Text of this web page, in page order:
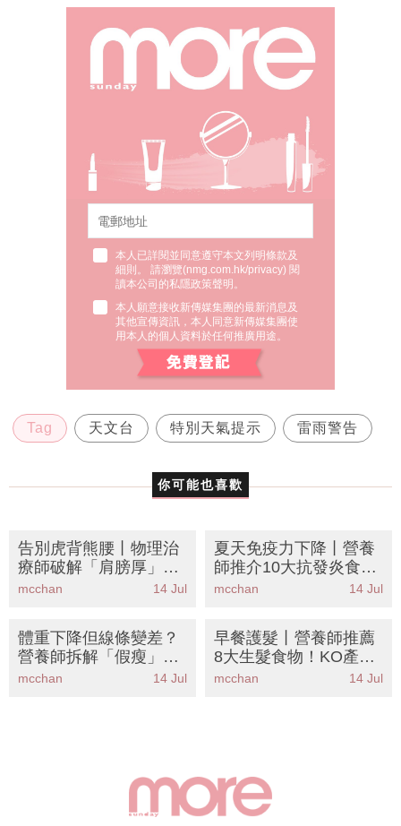
本人已詳閱並同意遵守本文列明條款及
細則。 請瀏覽(nmg.com.hk/privacy) 閱
讀本公司的私隱政策聲明。
本人願意接收新傳媒集團的最新消息及
其他宣傳資訊，本人同意新傳媒集團使
用本人的個人資料於任何推廣用途。
Tag 天文台 特別天氣提示 雷雨警告
你可能也喜歡
告別虎背熊腰丨物理治
療師破解「肩膀厚」元
兇！親授5招懶人拉伸
mcchan 14 Jul
夏天免疫力下降丨營養
師推介10大抗發炎食物
告別冷氣病+夜瞓後遺
mcchan 14 Jul
體重下降但線條變差？
營養師拆解「假瘦」陷
阱丨8大高蛋白食物增
mcchan 14 Jul
早餐護髮丨營養師推薦
8大生髮食物！KO產後
脫髮壓力掉髮 附懶人食
mcchan 14 Jul